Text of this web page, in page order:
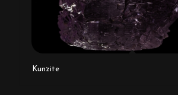
Kunzite